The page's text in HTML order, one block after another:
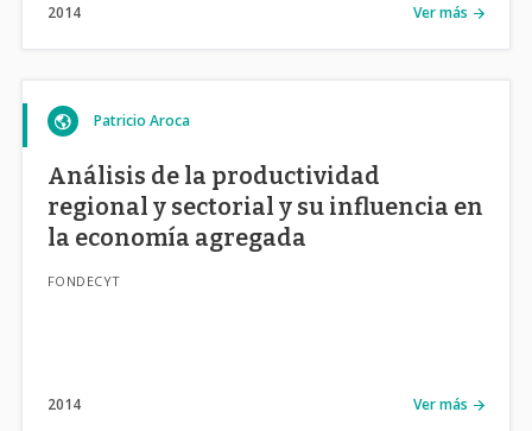
2014 Ver más
Patricio Aroca
Análisis de la productividad
regional y sectorial y su influencia en
la economía agregada
FONDECYT
2014 Ver más